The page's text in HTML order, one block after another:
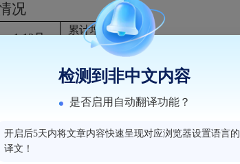
况
1-12月
累计增长
（%)
3.8
13.0
1722619
8.1
检测到非中文内容
是否启用自动翻译功能？
开启后5天内将文章内容快速呈现对应浏览器设置语言的
译文！